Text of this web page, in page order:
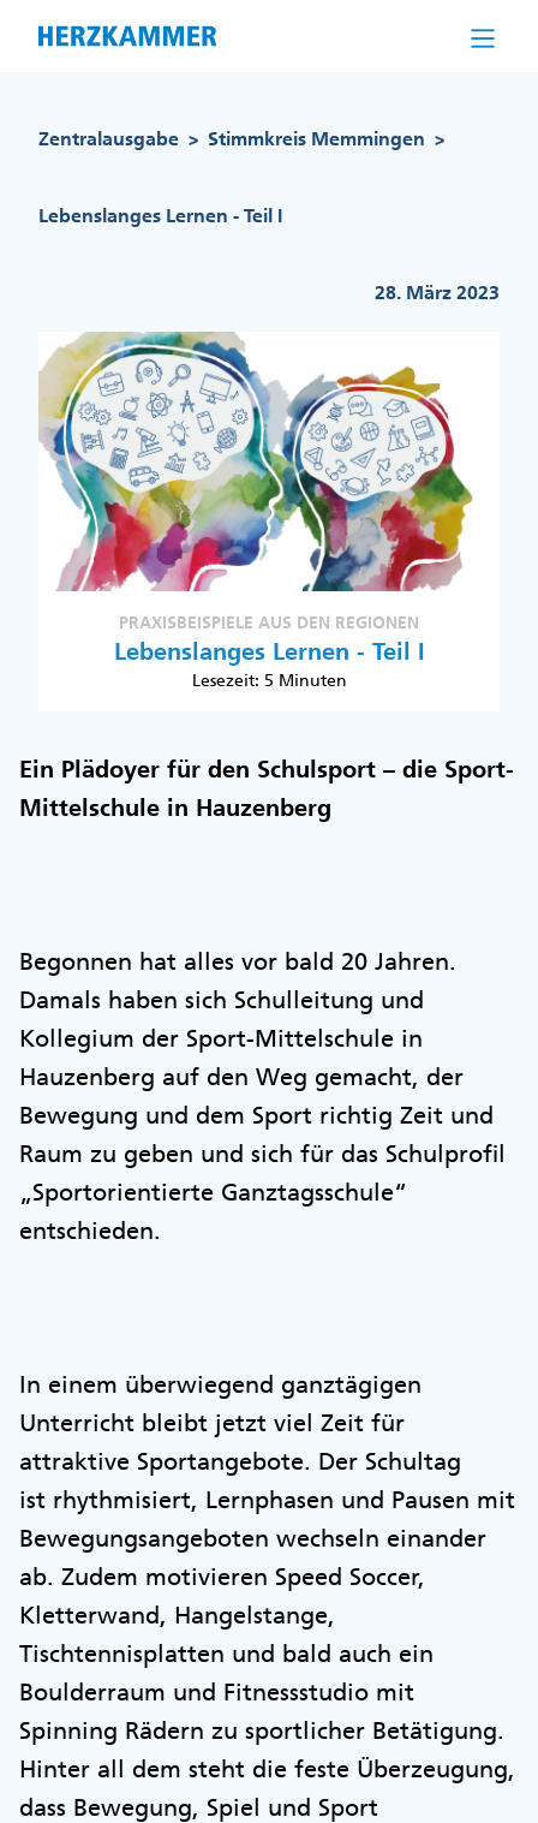
Zentralausgabe > Stimmkreis Memmingen >
Lebenslanges Lernen - Teil I
28. März 2023
PRAXISBEISPIELE AUS DEN REGIONEN
Lebenslanges Lernen - Teil I
Lesezeit: 5 Minuten
Ein Plädoyer für den Schulsport – die Sport-
Mittelschule in Hauzenberg
Begonnen hat alles vor bald 20 Jahren.
Damals haben sich Schulleitung und
Kollegium der Sport-Mittelschule in
Hauzenberg auf den Weg gemacht, der
Bewegung und dem Sport richtig Zeit und
Raum zu geben und sich für das Schulprofil
„Sportorientierte Ganztagsschule“
entschieden.
In einem überwiegend ganztägigen
Unterricht bleibt jetzt viel Zeit für
attraktive Sportangebote. Der Schultag
ist rhythmisiert, Lernphasen und Pausen mit
Bewegungsangeboten wechseln einander
ab. Zudem motivieren Speed Soccer,
Kletterwand, Hangelstange,
Tischtennisplatten und bald auch ein
Boulderraum und Fitnessstudio mit
Spinning Rädern zu sportlicher Betätigung.
Hinter all dem steht die feste Überzeugung,
dass Bewegung, Spiel und Sport